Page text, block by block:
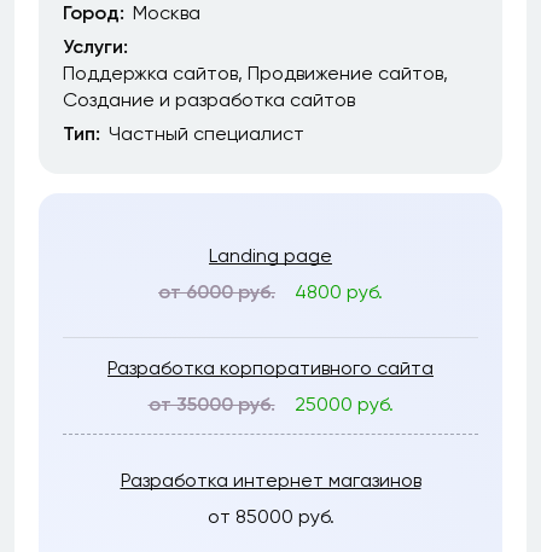
Город: Москва
Услуги:
Поддержка сайтов Продвижение сайтов
Создание и разработка сайтов
Тип: Частный специалист
Landing page
от 6000 руб.
4800 руб.
Разработка корпоративного сайта
от 35000 руб.
25000 руб.
Разработка интернет магазинов
от 85000 руб.